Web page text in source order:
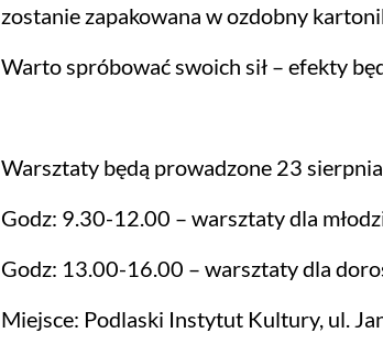
zostanie zapakowana w ozdobny
Warto spróbować swoich sił – efekty
Warsztaty będą prowadzone 23
Godz: 9.30-12.00 – warsztaty dla
Godz: 13.00-16.00 – warsztaty dla
Miejsce: Podlaski Instytut Kultury, ul.